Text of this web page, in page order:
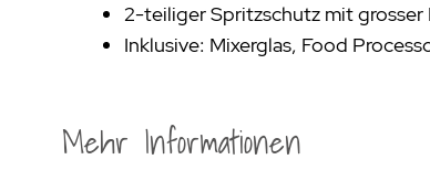
2-teiliger Spritzschutz mit
Inklusive: Mixerglas, Food
Mehr Informationen